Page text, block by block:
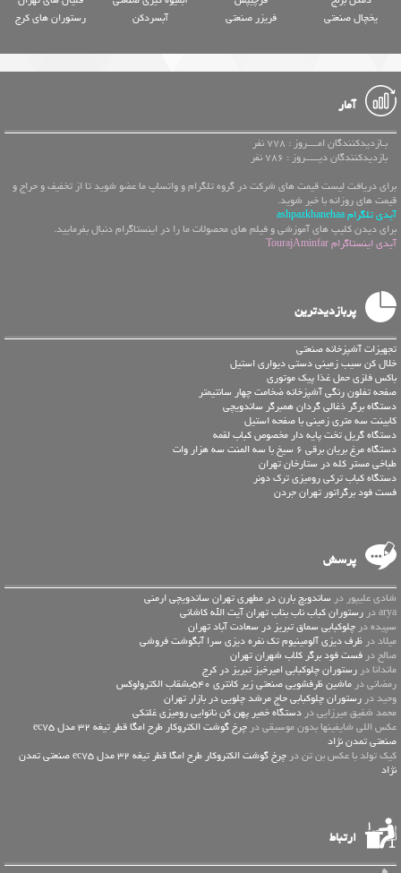
یخچال صنعتی
فریزر صنعتی
آبسردکن
رستوران های کرج
آمار
بـازدیدکنندگان امــــروز : 778 نفر
بازدیدکنندگان دیـــــروز : 786 نفر
برای دریافت لیست قیمت های شرکت در گروه تلگرام و واتساپ ما عضو شوید تا از تخفیف و حراج و
قیمت های روزانه با خبر شوید.
آیدی تلگرام ashpazkhanehaa
برای دیدن کلیپ های آموزشی و فیلم های محصولات ما را در اینستاگرام دنبال بفرمایید.
آیدی اینستاگرام TourajAminfar
پربازدیدترین
تجهیزات آشپزخانه صنعتی
خلال کن سیب زمینی دستی دیواری استیل
باکس فلزی حمل غذا پیک موتوری
صفحه تفلون رنگی آشپزخانه ضخامت چهار سانتیمتر
دستگاه برگر ذغالی گردان همبرگر ساندویچی
کابینت سه متری زمینی با صفحه استیل
دستگاه گریل تخت پایه دار مخصوص کباب لقمه
دستگاه مرغ بریان برقی 6 سیخ با سه المنت سه هزار وات
طباخی مستر کله در ستارخان تهران
دستگاه کباب ترکی رومیزی ترک دونر
فست فود برگراتور تهران جردن
پرسش
شادی علیپور در ساندویچ بارن در مطهری تهران ساندویچی ارمنی
arya در
رستوران کباب ناب بناب تهران آیت الله کاشانی
سپیده در چلوکبابی سماق تبریز در سعادت آباد تهران
میلاد در ظرف دیزی آلومینیوم تک نفره دیزی سرا آبگوشت فروشی
صالح در فست فود برگر کلاب شهران تهران
ماندانا در رستوران چلوکبابی امیرخیز تبریز در کرج
رمضانی در ماشین ظرفشویی صنعتی زیر کانتری 540بشقاب الکترولوکس
وحید در رستوران چلوکبابی حاج مرشد چلویی در بازار تهران
محمد شفیق میرزایی در دستگاه خمیر پهن کن نانوایی رومیزی غلتکی
عكس اللي شايفينها بدون موسيقى در
چرخ گوشت الکتروکار طرح امگا قطر تیغه 32 مدل ec75
صنعتی تمدن نژاد
کیک تولد با عکس بن تن در
چرخ گوشت الکتروکار طرح امگا قطر تیغه 32 مدل ec75 صنعتی تمدن
نژاد
ارتباط